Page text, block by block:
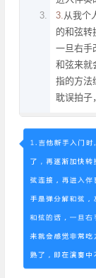
3.从我个
的和弦转
一旦右手
和弦来就
指的方法
耽误拍子